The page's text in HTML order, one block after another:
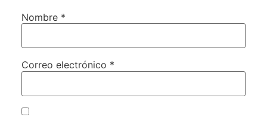
Nombre *
Correo electrónico *